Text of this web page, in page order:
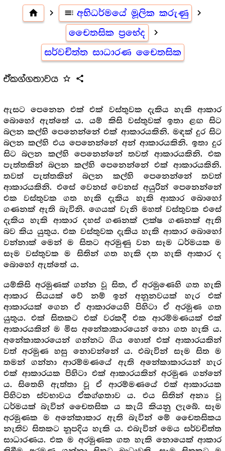
home navigate_next toc අභිධර්මයේ මූලික කරුණු navigate_next
චෛතසික ප්‍රභේද navigate_next
සර්වචිත්ත සාධාරණ චෛතසික
ඒකග්ගතාවය star_outline share
ඇසට පෙනෙන එක් එක් වස්තුවක දැකිය හැකි ආකාර
බොහෝ ඇත්තේ ය. යම් කිසි වස්තුවක් ඉතා ළඟ සිට
බලන කල්හි පෙනෙන්නේ එක් ආකාරයකිනි. මඳක් දුර සිට
බලන කල්හි එය පෙනෙන්නේ අන් ආකාරයකිනි. ඉතා දුර
සිට බලන කල්හි පෙනෙන්නේ තවත් ආකාරයකිනි. එක
පැත්තකින් බලන කල්හි පෙනෙන්නේ එක් ආකාරයකිනි.
තවත් පැත්තකින් බලන කල්හි පෙනෙන්නේ තවත්
ආකාරයකිනි. එසේ වෙනස් වෙනස් අයුරින් පෙනෙන්නේ
එක වස්තුවක ගත හැකි දැකිය හැකි ආකාර බොහෝ
ගණනක් ඇති බැවිනි. ගෙයක් වැනි මහත් වස්තුවක එසේ
දැකිය හැකි ආකාර දහස් ගණනක් ලක්ෂ ගණනක් ඇති
බව කිය යුතුය. එක වස්තුවක දැකිය හැකි ආකාර බොහෝ
වන්නාක් මෙන් ම සිතට අරමුණු වන සෑම ධර්මයක ම
සෑම වස්තුවක ම සිතින් ගත හැකි දත හැකි ආකාර ද
බොහෝ ඇත්තේ ය.
යම්කිසි අරමුණක් ගන්න වූ සිත, ඒ අරමුණෙහි ගත හැකි
ආකාර සියයක් වේ නම් ඉන් අනූනවයක් හැර එක්
ආකාරයක් ගෙන ඒ ආකාරයෙහි පිහිටා ඒ අරමුණ ගත
යුතුය. එක් සිතකට එක් වරකදී එක ආරම්මණයක් එක්
ආකාරයකින් ම මිස අනේකාකාරයෙන් නො ගත හැකි ය.
අනේකාකාරයෙන් ගන්නට ගිය හොත් එක් ආකාරයකින්
වත් අරමුණ හසු නොවන්නේ ය. එබැවින් සෑම සිත ම
තමන් ගන්නා ආරම්මණයේ ඇති අනේකාකාරයන් හැර
එක් ආකාරයක පිහිටා එක් ආකාරයකින් අරමුණ ගන්නේ
ය. සිතෙහි ඇත්තා වූ ඒ ආරම්මණයේ එක් ආකාරයක
පිහිටන ස්වභාවය ඒකග්ගතාව ය. එය සිතින් අන්‍ය වූ
ධර්මයක් බැවින් චෛතසික ය කැයි කියනු ලැබේ. සෑම
අරමුණක ම අනේකාකාර ඇති බැවින් මේ චෛතසිකය
නැතිව සිතකට නූපදිය හැකි ය. එබැවින් මෙය සර්වචිත්ත
සාධාරණය. එක ම අරමුණක ගත හැකි නොයෙක් ආකාර